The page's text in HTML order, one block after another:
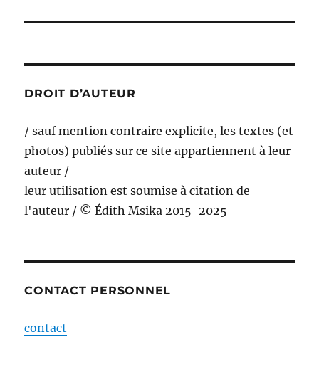
DROIT D’AUTEUR
/ sauf mention contraire explicite, les textes (et
photos) publiés sur ce site appartiennent à leur
auteur /
leur utilisation est soumise à citation de
l'auteur / © Édith Msika 2015-2025
CONTACT PERSONNEL
contact